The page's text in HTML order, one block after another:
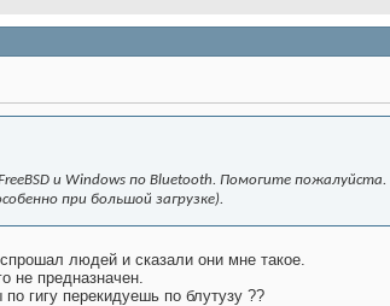
и Windows по Bluetooth. Помогите пожалуйста.
при большой загрузке).
людей и сказали они мне такое.
не предназначен.
гигу перекидуешь по блутузу ??